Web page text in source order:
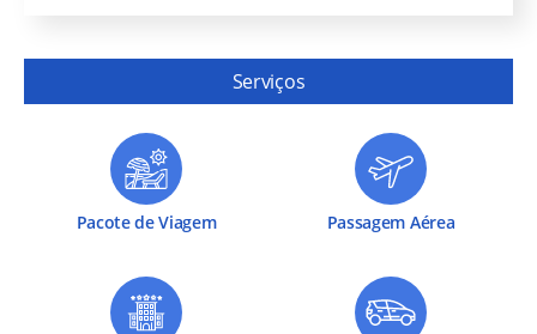
Serviços
Pacote de Viagem Passagem Aérea